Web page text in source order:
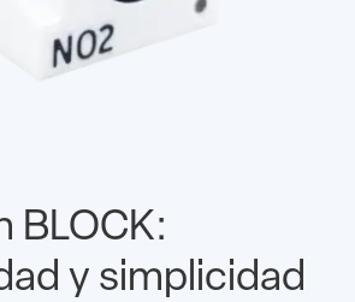
BLOCK:
y simplicidad